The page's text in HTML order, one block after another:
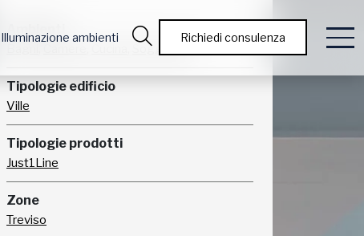
Illuminazione ambienti Richiedi consulenza
Ambienti
Soggiorno
Tipologie edificio
Ville
Tipologie prodotti
Just1Line
Zone
Treviso